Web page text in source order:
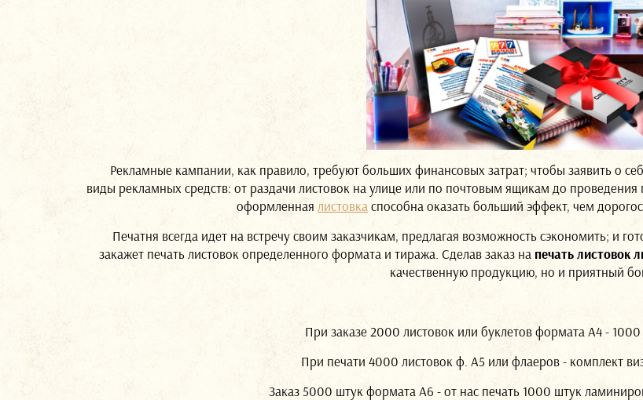
Рекламные кампании, как правило, требуют больших финансовых затрат; чтобы заявить о
виды рекламных средств: от раздачи листовок на улице или по почтовым ящикам до
оформленная листовка способна оказать больший эффект, чем
Печатня всегда идет на встречу своим заказчикам, предлагая возможность сэкономить; и
закажет печать листовок определенного формата и тиража. Сделав заказ на печать листовок
качественную продукцию, но и приятный
При заказе 2000 листовок или буклетов формата А4 -
При печати 4000 листовок ф. А5 или флаеров - комплект
Заказ 5000 штук формата А6 - от нас печать 1000 штук